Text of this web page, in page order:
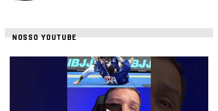
NOSSO YOUTUBE